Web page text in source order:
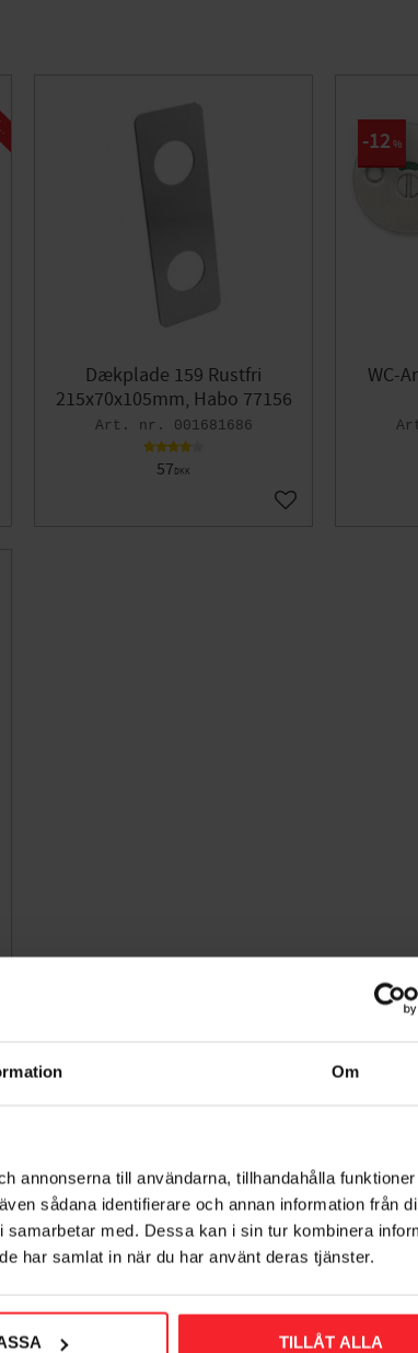
Om
annonserna till användarna, tillhandahålla
sådana identifierare och annan information från
med. Dessa kan i sin tur kombinera
har samlat in när du har använt deras tjänster.
TILLÅT ALLA
som favorit
Dækplade 159 Rustfri
215x70x105mm, Habo 77156
001681686
57DKK
Gem som favorit
WC-
12 %